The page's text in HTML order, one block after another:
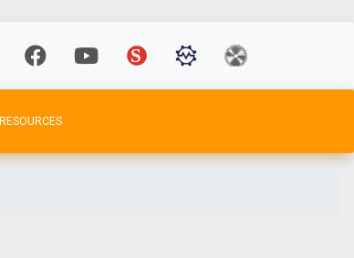
RESOURCES